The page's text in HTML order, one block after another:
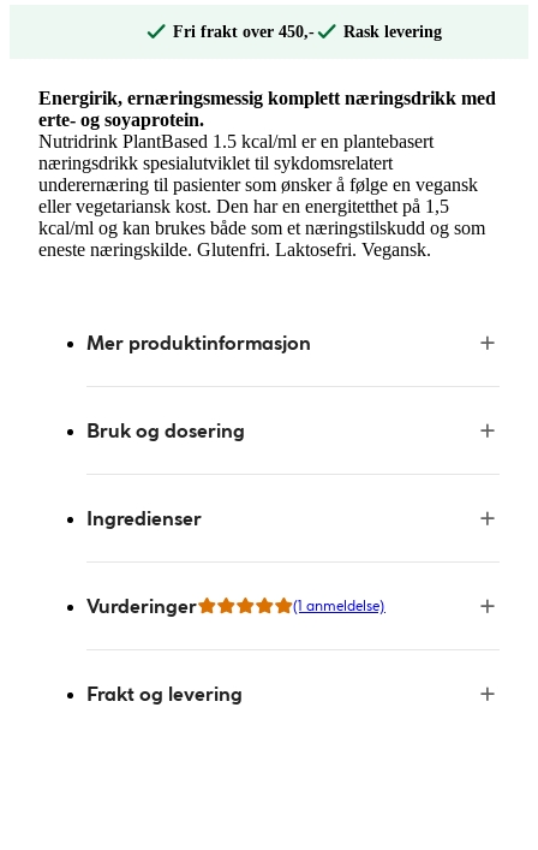
Fri frakt over 450,- Rask levering
Energirik, ernæringsmessig komplett næringsdrikk med
erte- og soyaprotein.
Nutridrink PlantBased 1.5 kcal/ml er en plantebasert
næringsdrikk spesialutviklet til sykdomsrelatert
underernæring til pasienter som ønsker å følge en vegansk
eller vegetariansk kost. Den har en energitetthet på 1,5
kcal/ml og kan brukes både som et næringstilskudd og som
eneste næringskilde. Glutenfri. Laktosefri. Vegansk.
Mer produktinformasjon
Bruk og dosering
Ingredienser
Vurderinger (1 anmeldelse)
Frakt og levering